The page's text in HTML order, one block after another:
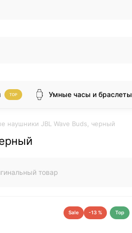
TOP Умные часы и браслеты
наушники JBL Wave Buds, черный
товар
Sale -13 % Top